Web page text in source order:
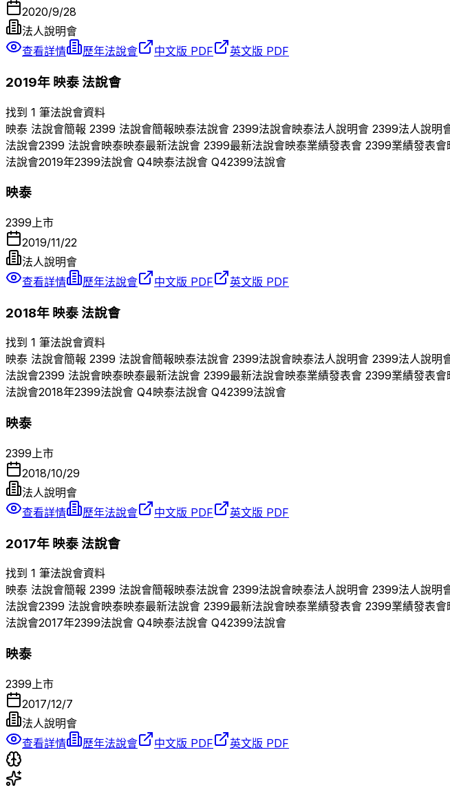
2020/9/28
法人說明會
查看詳情
歷年法說會 中文版 PDF 英文版 PDF
2019年 映泰法說會
找到 1 筆法說會資料
映泰 法說會簡報 2399 法說會簡報映泰法說會 2399法說會映泰法人說明會 2399法人說明
法說會2399 法說會映泰映泰最新法說會 2399最新法說會映泰業績發表會 2399業績發表會
法說會2019年2399法說會 Q4映泰法說會 Q42399法說會
映泰
2399上市
2019/11/22
法人說明會
查看詳情
歷年法說會 中文版 PDF 英文版 PDF
2018年 映泰法說會
找到 1 筆法說會資料
映泰 法說會簡報 2399 法說會簡報映泰法說會 2399法說會映泰法人說明會 2399法人說明
法說會2399 法說會映泰映泰最新法說會 2399最新法說會映泰業績發表會 2399業績發表會
法說會2018年2399法說會 Q4映泰法說會 Q42399法說會
映泰
2399 上市
2018/10/29
法人說明會
查看詳情
歷年法說會 中文版 PDF 英文版 PDF
2017年 映泰法說會
找到 1 筆法說會資料
映泰 法說會簡報 2399 法說會簡報映泰法說會 2399法說會映泰法人說明會 2399法人說明
法說會2399 法說會映泰映泰最新法說會 2399最新法說會映泰業績發表會 2399業績發表會
法說會2017年2399法說會 Q4映泰法說會 Q42399法說會
映泰
2399 上市
2017/12/7
法人說明會
查看詳情
歷年法說會 中文版 PDF 英文版 PDF